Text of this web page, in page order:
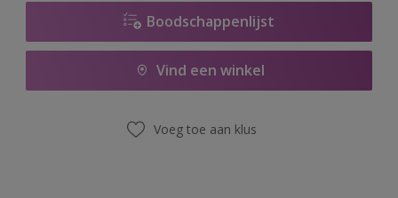
Boodschappenlijst
Vind een winkel
Voeg toe aan klus